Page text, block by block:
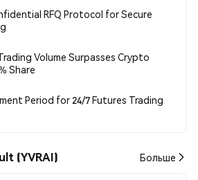
RFQ Protocol for Secure
Volume Surpasses Crypto
Share
Period for 24/7 Futures Trading
(YVRAI) Больше